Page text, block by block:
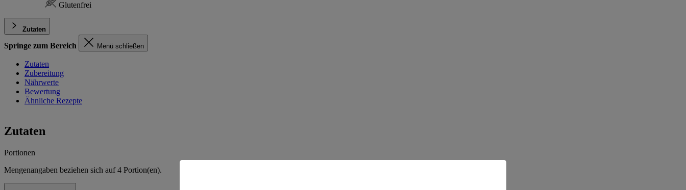
Glutenfrei
Zutaten
Springe zum Bereich Menü schließen
Zutaten
Zubereitung
Nährwerte
Bewertung
Ähnliche Rezepte
Zutaten
Portionen
Mengenangaben beziehen sich auf4 Portion(en).